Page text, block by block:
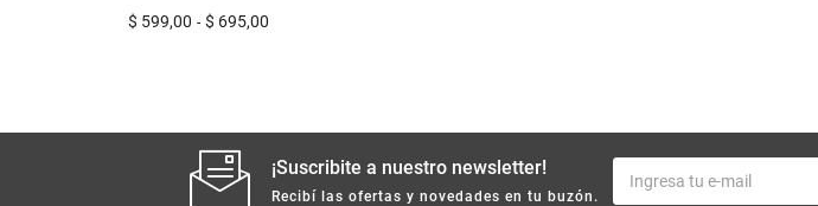
$ 599,00 $ 695,00
¡Suscribite a nuestro newsletter!
Recibí las ofertas y novedades en tu buzón.